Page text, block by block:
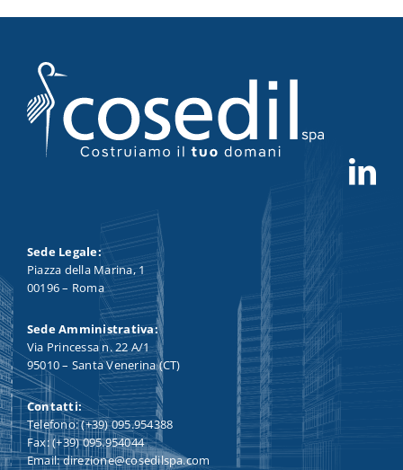
Sede Legale:
Piazza della Marina, 1
00196 – Roma
Sede Amministrativa:
Via Princessa n. 22 A/1
95010 – Santa Venerina (CT)
Contatti:
Telefono: (+39) 095.954388
Fax: (+39) 095.954044
Email: direzione@cosedilspa.com